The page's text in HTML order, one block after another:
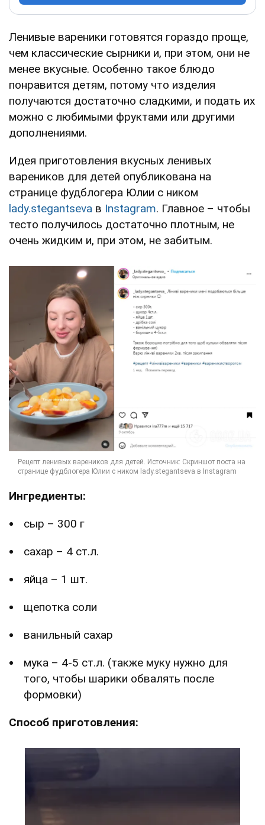
Ленивые вареники готовятся гораздо проще,
чем классические сырники и, при этом, они не
менее вкусные. Особенно такое блюдо
понравится детям, потому что изделия
получаются достаточно сладкими, и подать их
можно с любимыми фруктами или другими
дополнениями.
Идея приготовления вкусных ленивых
вареников для детей опубликована на
странице фудблогера Юлии с ником
lady.stegantseva в Instagram. Главное – чтобы
тесто получилось достаточно плотным, не
очень жидким и, при этом, не забитым.
Ингредиенты:
сыр – 300 г
сахар – 4 ст.л.
яйца – 1 шт.
щепотка соли
ванильный сахар
мука – 4-5 ст.л. (также муку нужно для
того, чтобы шарики обвалять после
формовки)
Способ приготовления: